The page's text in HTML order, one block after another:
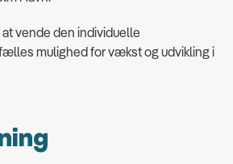
vende den individuelle
mulighed for vækst og udvikling i